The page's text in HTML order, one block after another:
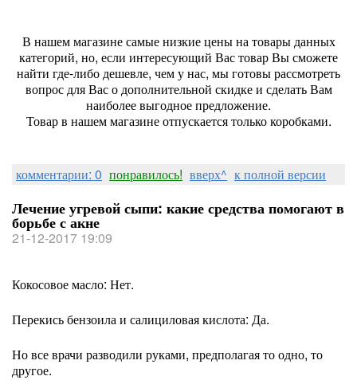
В нашем магазине самые низкие цены на товары данных
категорий, но, если интересующий Вас товар Вы сможете
найти где-либо дешевле, чем у нас, мы готовы рассмотреть
вопрос для Вас о дополнительной скидке и сделать Вам
наиболее выгодное предложение.
Товар в нашем магазине отпускается только коробками.
комментарии: 0 понравилось! вверх^ к полной версии
Лечение угревой сыпи: какие средства помогают в
борьбе с акне
21-12-2017 19:09
Кокосовое масло: Нет.
Перекись бензоила и салициловая кислота: Да.
Но все врачи разводили руками, предполагая то одно, то
другое.